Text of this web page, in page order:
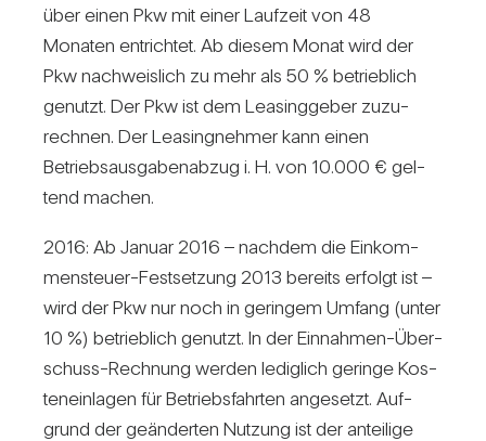
über einen Pkw mit einer Lauf­zeit von 48
Monaten ent­richtet. Ab diesem Monat wird der
Pkw nach­weis­lich zu mehr als 50 % betrieb­lich
genutzt. Der Pkw ist dem Lea­sing­geber zuzu­
rechnen. Der Lea­sing­nehmer kann einen
Betriebs­aus­ga­ben­abzug i. H. von 10.000 € gel­
tend machen.
2016: Ab Januar 2016 – nachdem die Ein­kom­
men­steuer-Fest­set­zung 2013 bereits erfolgt ist –
wird der Pkw nur noch in geringem Umfang (unter
10 %) betrieb­lich genutzt. In der Ein­nahmen-Über­
schuss-Rech­nung werden ledig­lich geringe Kos­
ten­ein­lagen für Betriebs­fahrten ange­setzt. Auf­
grund der geän­derten Nut­zung ist der antei­lige